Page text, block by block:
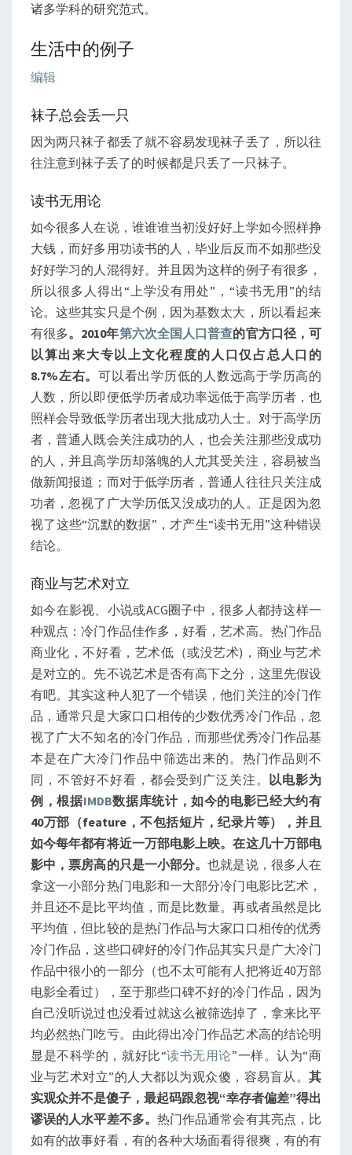
诸多学科的研究范式。
生活中的例子
编辑
袜子总会丢一只
因为两只袜子都丢了就不容易发现袜子丢了，所以往
往注意到袜子丢了的时候都是只丢了一只袜子。
读书无用论
如今很多人在说，谁谁谁当初没好好上学如今照样挣
大钱，而好多用功读书的人，毕业后反而不如那些没
好好学习的人混得好。并且因为这样的例子有很多，
所以很多人得出“上学没有用处”，“读书无用”的结
论。这些其实只是个例，因为基数太大，所以看起来
有很多。2010年第六次全国人口普查的官方口径，可
以算出来大专以上文化程度的人口仅占总人口的
8.7%左右。 可以看出学历低的人数远高于学历高的
人数，所以即便低学历者成功率远低于高学历者，也
照样会导致低学历者出现大批成功人士。对于高学历
者，普通人既会关注成功的人，也会关注那些没成功
的人，并且高学历却落魄的人尤其受关注，容易被当
做新闻报道；而对于低学历者，普通人往往只关注成
功者，忽视了广大学历低又没成功的人。正是因为忽
视了这些“沉默的数据”，才产生“读书无用”这种错误
结论。
商业与艺术对立
如今在影视、小说或ACG圈子中，很多人都持这样一
种观点：冷门作品佳作多，好看，艺术高。热门作品
商业化，不好看，艺术低（或没艺术)，商业与艺术
是对立的。先不说艺术是否有高下之分，这里先假设
有吧。其实这种人犯了一个错误，他们关注的冷门作
品，通常只是大家口口相传的少数优秀冷门作品，忽
视了广大不知名的冷门作品，而那些优秀冷门作品基
本是在广大冷门作品中筛选出来的。热门作品则不
同，不管好不好看，都会受到广泛关注。 以电影为
例，根据IMDB数据库统计，如今的电影已经大约有
40万部（feature，不包括短片，纪录片等），并且
如今每年都有将近一万部电影上映。在这几十万部电
影中，票房高的只是一小部分。也就是说，很多人在
拿这一小部分热门电影和一大部分冷门电影比艺术，
并且还不是比平均值，而是比数量。再或者虽然是比
平均值，但比较的是热门作品与大家口口相传的优秀
冷门作品，这些口碑好的冷门作品其实只是广大冷门
作品中很小的一部分（也不太可能有人把将近40万部
电影全看过），至于那些口碑不好的冷门作品，因为
自己没听说过也没看过就这么被筛选掉了，拿来比平
均必然热门吃亏。由此得出冷门作品艺术高的结论明
显是不科学的，就好比“读书无用论”一样。认为“商
业与艺术对立”的人大都以为观众傻，容易盲从。 其
实观众并不是傻子 ，最起码跟忽视“幸存者偏差”得出
谬误的人水平差不多。 热门作品通常会有其亮点，比
如有的故事好看，有的各种大场面看得很爽，有的有